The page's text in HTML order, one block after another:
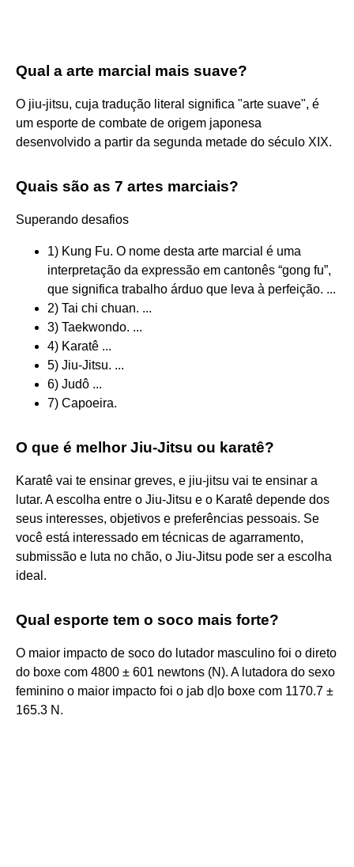
Qual a arte marcial mais suave?
O jiu-jitsu, cuja tradução literal significa "arte suave", é
um esporte de combate de origem japonesa
desenvolvido a partir da segunda metade do século XIX.
Quais são as 7 artes marciais?
Superando desafios
1) Kung Fu. O nome desta arte marcial é uma
interpretação da expressão em cantonês “gong fu”,
que significa trabalho árduo que leva à perfeição. ...
2) Tai chi chuan. ...
3) Taekwondo. ...
4) Karatê ...
5) Jiu-Jitsu. ...
6) Judô ...
7) Capoeira.
O que é melhor Jiu-Jitsu ou karatê?
Karatê vai te ensinar greves, e jiu-jitsu vai te ensinar a
lutar. A escolha entre o Jiu-Jitsu e o Karatê depende dos
seus interesses, objetivos e preferências pessoais. Se
você está interessado em técnicas de agarramento,
submissão e luta no chão, o Jiu-Jitsu pode ser a escolha
ideal.
Qual esporte tem o soco mais forte?
O maior impacto de soco do lutador masculino foi o direto
do boxe com 4800 ± 601 newtons (N). A lutadora do sexo
feminino o maior impacto foi o jab d|o boxe com 1170.7 ±
165.3 N.